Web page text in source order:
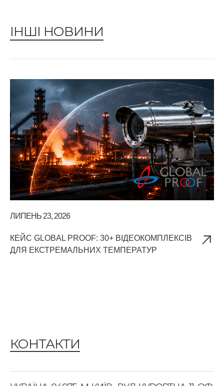
ІНШІ НОВИНИ
ЛИПЕНЬ 23, 2026
КЕЙС GLOBAL PROOF: 30+ ВІДЕОКОМПЛЕКСІВ
ДЛЯ ЕКСТРЕМАЛЬНИХ ТЕМПЕРАТУР
КОНТАКТИ